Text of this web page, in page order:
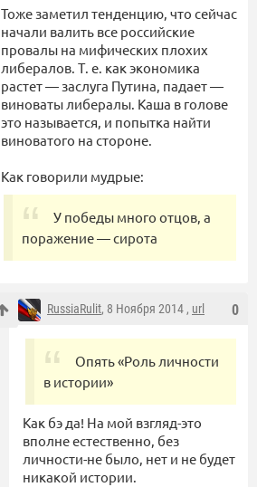
Тоже заметил тенденцию, что сейчас
начали валить все российские
провалы на мифических плохих
либералов. Т. е. как экономика
растет — заслуга Путина, падает —
виноваты либералы. Каша в голове
это называется, и попытка найти
виноватого на стороне.
Как говорили мудрые:
У победы много отцов, а
поражение — сирота
0
RussiaRulit, 8 Ноября 2014 , url
Опять «Роль личности
в истории»
Как бэ да! На мой взгляд-это
вполне естественно, без
личности-не было, нет и не будет
никакой истории.